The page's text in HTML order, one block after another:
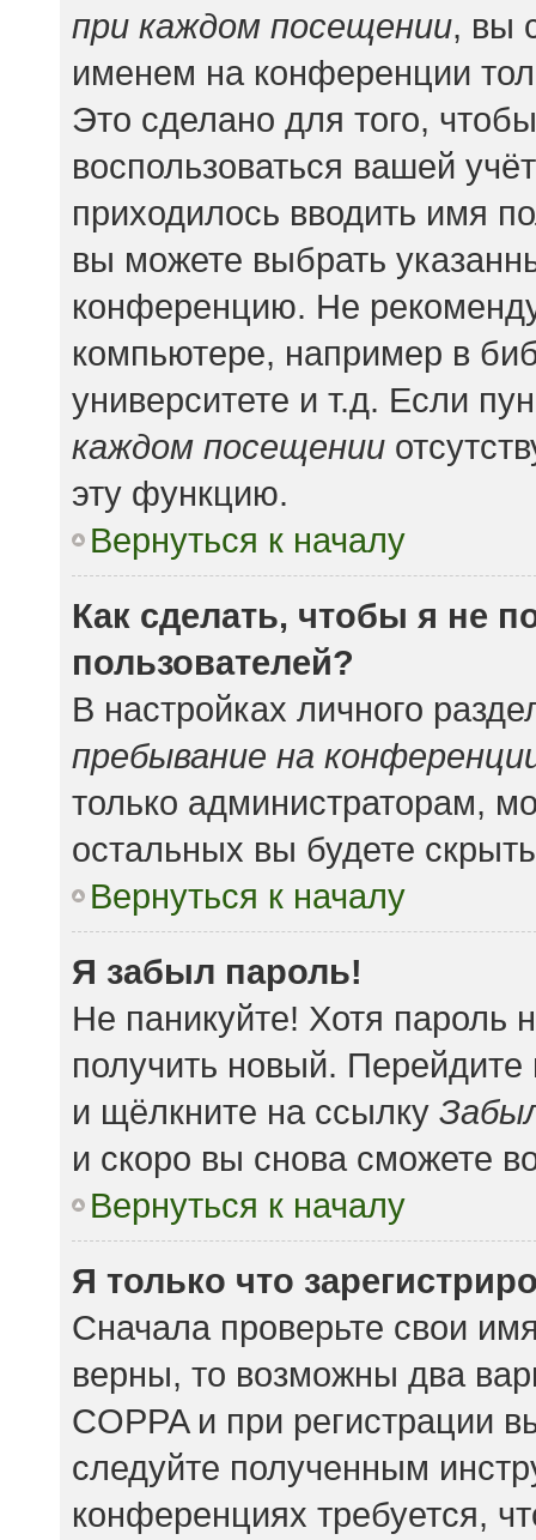
при каждом посещении, вы
именем на конференции
Это сделано для того,
воспользоваться вашей
приходилось вводить имя
вы можете выбрать
конференцию. Не
компьютере, например в
университете и т.д. Если
каждом посещении
эту функцию.
Вернуться к началу
Как сделать, чтобы я не
пользователей?
В настройках личного
пребывание на
только администраторам,
остальных вы будете
Вернуться к началу
Я забыл пароль!
Не паникуйте! Хотя пароль
получить новый.
и щёлкните на ссылку
и скоро вы снова сможете
Вернуться к началу
Я только что
Сначала проверьте свои
верны, то возможны два
COPPA и при регистрации
следуйте полученным
конференциях требуется,